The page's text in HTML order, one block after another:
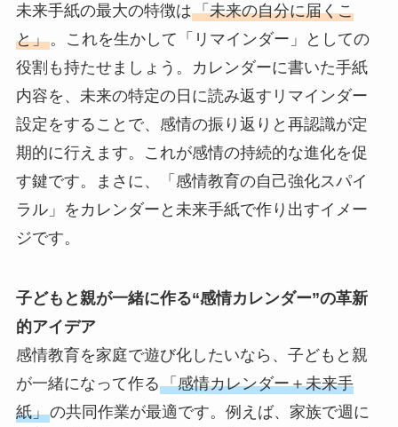
未来手紙の最大の特徴は「未来の自分に届くこ
と」。これを生かして「リマインダー」としての
役割も持たせましょう。カレンダーに書いた手紙
内容を、未来の特定の日に読み返すリマインダー
設定をすることで、感情の振り返りと再認識が定
期的に行えます。これが感情の持続的な進化を促
す鍵です。まさに、「感情教育の自己強化スパイ
ラル」をカレンダーと未来手紙で作り出すイメー
ジです。
子どもと親が一緒に作る“感情カレンダー”の革新
的アイデア
感情教育を家庭で遊び化したいなら、子どもと親
が一緒になって作る「感情カレンダー＋未来手
紙」の共同作業が最適です。例えば、家族で週に